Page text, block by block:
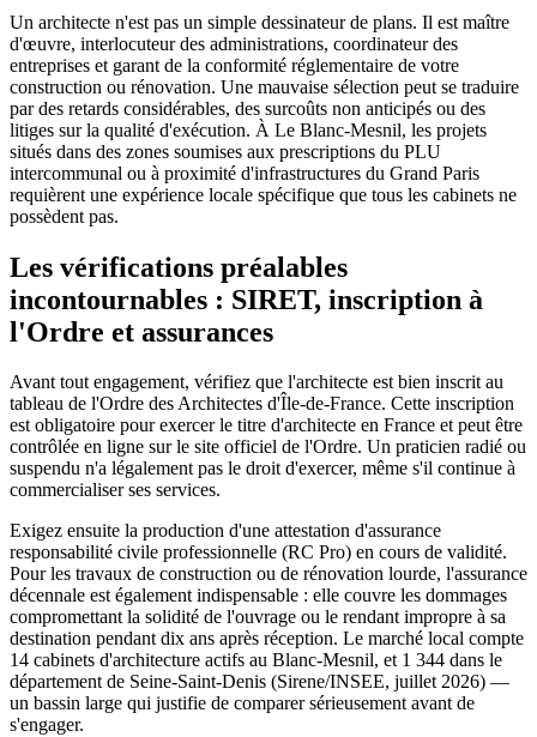
Un architecte n'est pas un simple dessinateur de plans. Il est maître
d'œuvre, interlocuteur des administrations, coordinateur des
entreprises et garant de la conformité réglementaire de votre
construction ou rénovation. Une mauvaise sélection peut se traduire
par des retards considérables, des surcoûts non anticipés ou des
litiges sur la qualité d'exécution. À Le Blanc-Mesnil, les projets
situés dans des zones soumises aux prescriptions du PLU
intercommunal ou à proximité d'infrastructures du Grand Paris
requièrent une expérience locale spécifique que tous les cabinets ne
possèdent pas.
Les vérifications préalables
incontournables : SIRET, inscription à
l'Ordre et assurances
Avant tout engagement, vérifiez que l'architecte est bien inscrit au
tableau de l'Ordre des Architectes d'Île-de-France. Cette inscription
est obligatoire pour exercer le titre d'architecte en France et peut être
contrôlée en ligne sur le site officiel de l'Ordre. Un praticien radié ou
suspendu n'a légalement pas le droit d'exercer, même s'il continue à
commercialiser ses services.
Exigez ensuite la production d'une attestation d'assurance
responsabilité civile professionnelle (RC Pro) en cours de validité.
Pour les travaux de construction ou de rénovation lourde, l'assurance
décennale est également indispensable : elle couvre les dommages
compromettant la solidité de l'ouvrage ou le rendant impropre à sa
destination pendant dix ans après réception. Le marché local compte
14 cabinets d'architecture actifs au Blanc-Mesnil, et 1 344 dans le
département de Seine-Saint-Denis (Sirene/INSEE, juillet 2026) —
un bassin large qui justifie de comparer sérieusement avant de
s'engager.